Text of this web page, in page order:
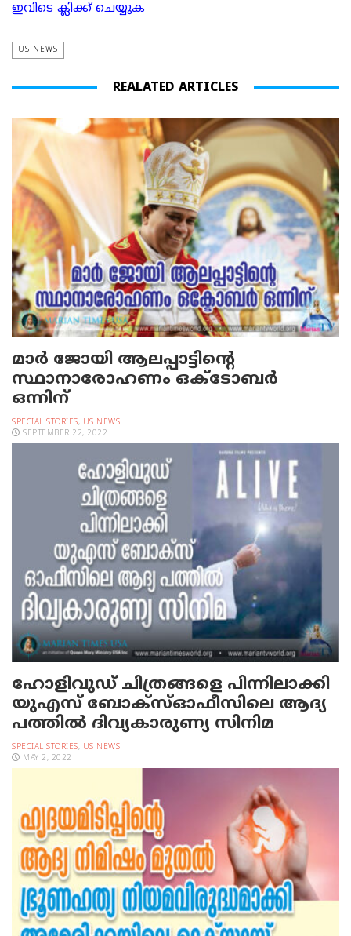
ഇവിടെ ക്ലിക്ക് ചെയ്യുക
US NEWS
REALATED ARTICLES
മാർ ജോയി ആലപ്പാട്ടിന്റെ
സ്ഥാനാരോഹണം ഒക്ടോബർ
ഒന്നിന്
SPECIAL STORIES, US NEWS
SEPTEMBER 22, 2022
ഹോളിവുഡ് ചിത്രങ്ങളെ പിന്നിലാക്കി
യു‌എസ് ബോക്സ്ഓഫീസിലെ ആദ്യ
പത്തില്‍ ദിവ്യകാരുണ്യ സിനിമ
SPECIAL STORIES, US NEWS
MAY 2, 2022